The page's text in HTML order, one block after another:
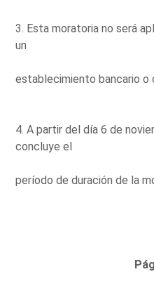
3. Esta moratoria no será
un
establecimiento bancario o
4. A partir del día 6 de
concluye el
período de duración de la